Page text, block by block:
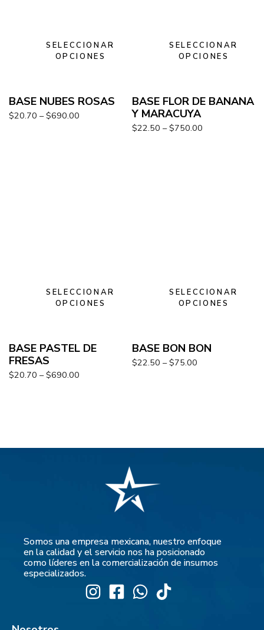
SELECCIONAR
OPCIONES
BASE NUBES ROSAS
$20.70 – $690.00
SELECCIONAR
OPCIONES
BASE FLOR DE BANANA
Y MARACUYA
$22.50 – $750.00
SELECCIONAR
OPCIONES
BASE PASTEL DE
FRESAS
$20.70 – $690.00
SELECCIONAR
OPCIONES
BASE BON BON
$22.50 – $75.00
Somos una empresa mexicana, nuestro enfoque
en la calidad y el servicio nos ha posicionado
como líderes en la comercialización de insumos
especializados.